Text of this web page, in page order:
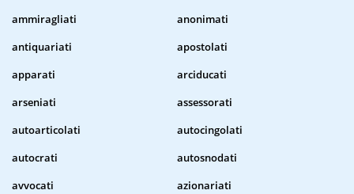
ammiragliati
anonimati
antiquariati
apostolati
apparati
arciducati
arseniati
assessorati
autoarticolati
autocingolati
autocrati
autosnodati
avvocati
azionariati